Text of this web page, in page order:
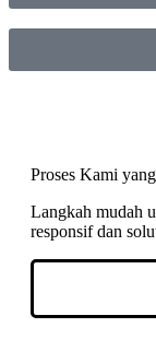
Proses Kami
Langkah mudah
responsif dan